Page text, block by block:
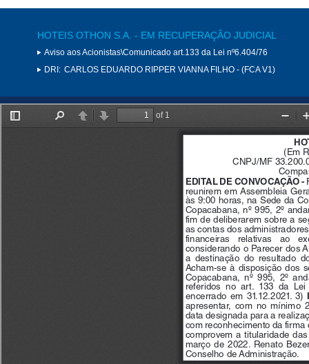
HOTEIS OTHON S.A. - EM RECUPERAÇÃO JUDICIAL
Aviso aos Acionistas\Comunicado art.133 da Lei nº6.404/76
DRI: CARLOS EDUARDO RIPPER VIANNA FILHO - (FCA V1)